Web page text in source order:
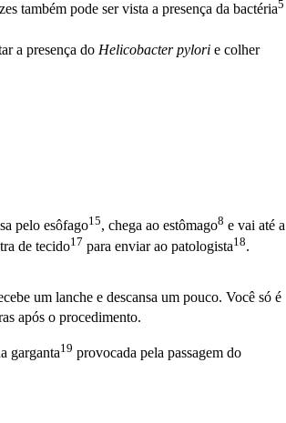
também pode ser vista a presença da bactéria5
a presença do Helicobacter pylori e colher
pelo esôfago15, chega ao estômago8 e vai até a
de tecido17 para enviar ao patologista18.
um lanche e descansa um pouco. Você só é
após o procedimento.
garganta19 provocada pela passagem do